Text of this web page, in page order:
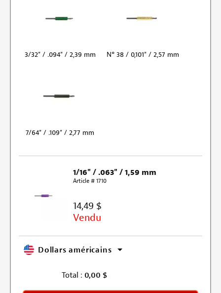
3/32" / .094" / 2,39 mm N° 38 / 0,101" / 2,57 mm
7/64" / .109" / 2,77 mm
1/16" / .063" / 1,59 mm
Article # 1710
14,49 $
Vendu
Dollars américains
Total : 0,00 $